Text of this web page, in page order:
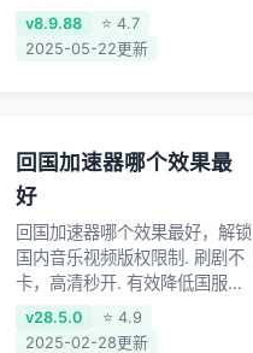
歌,玩国服游戏 简单易用。
v8.9.88
⭐ 4.7
2025-05-22更新
回国加速器哪个效果最
好
回国加速器哪个效果最好，解锁
国内音乐视频版权限制. 刷剧不
卡，高清秒开. 有效降低国服游
戏延迟. 提升国内主流应用访问
速度 ; 独创加速黑科技 · 海量边
v28.5.0
⭐ 4.9
2025-02-28更新